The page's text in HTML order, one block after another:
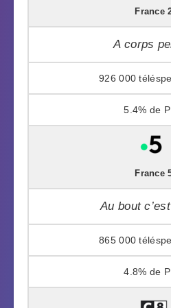
France
A corps
926 000
5.4%
France
Au bout
865 000
4.8%